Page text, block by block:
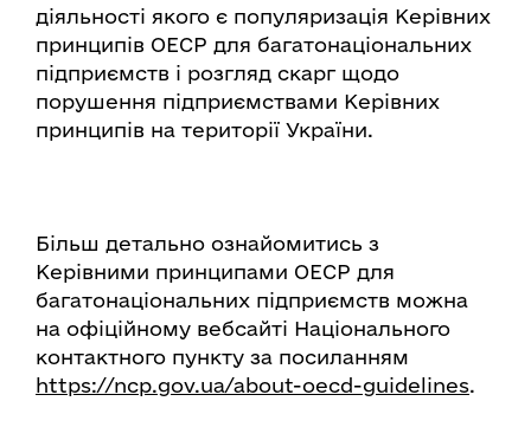
діяльності якого є популяризація Керівних
принципів ОЕСР для багатонаціональних
підприємств і розгляд скарг щодо
порушення підприємствами Керівних
принципів на території України.
Більш детально ознайомитись з
Керівними принципами ОЕСР для
багатонаціональних підприємств можна
на офіційному вебсайті Національного
контактного пункту за посиланням
https://ncp.gov.ua/about-oecd-guidelines.